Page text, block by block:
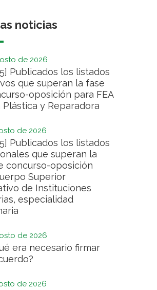
noticias
de 2026
Publicados los listados
que superan la fase
oposición para FEA
Plástica y Reparadora
de 2026
Publicados los listados
que superan la
concurso-oposición
Superior
de Instituciones
especialidad
de 2026
era necesario firmar
de 2026